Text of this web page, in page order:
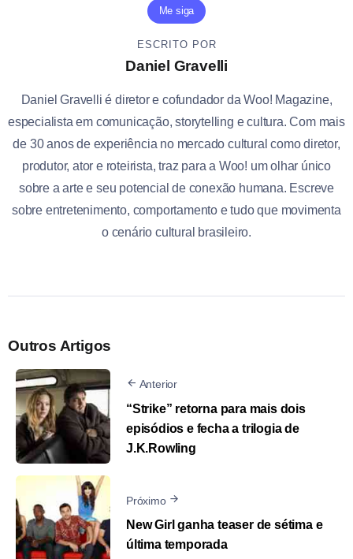
Me siga
ESCRITO POR
Daniel Gravelli
Daniel Gravelli é diretor e cofundador da Woo! Magazine,
especialista em comunicação, storytelling e cultura. Com mais
de 30 anos de experiência no mercado cultural como diretor,
produtor, ator e roteirista, traz para a Woo! um olhar único
sobre a arte e seu potencial de conexão humana. Escreve
sobre entretenimento, comportamento e tudo que movimenta
o cenário cultural brasileiro.
Outros Artigos
Anterior
“Strike” retorna para mais dois
episódios e fecha a trilogia de
J.K.Rowling
Próximo
New Girl ganha teaser de sétima e
última temporada